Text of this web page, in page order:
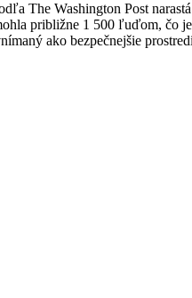
The Washington Post
približne 1 500 ľuďom, čo
ako bezpečnejšie